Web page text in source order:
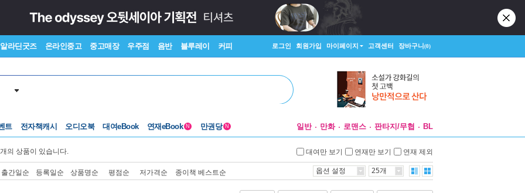
알라딘굿즈 온라인중고 중고매장 우주점 음반 블루레이 커피 로그인 회원가입 마이페이지 고객센터 장바구니(0)
트 전자책캐시 오디오북 대여eBook 연재eBook N 만권당 N 일반 만화 로맨스 판타지/무협 BL
개의 상품이 있습니다. 대여만 보기 연재만 보기 연재 제외
출간일순 등록일순 상품명순 평점순 저가격순 종이책 베스트순 옵션 설정 25개